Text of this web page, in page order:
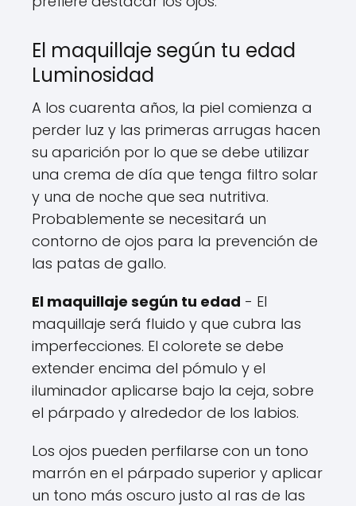
El maquillaje según tu edad
Luminosidad
A los cuarenta años, la piel comienza a
perder luz y las primeras arrugas hacen
su aparición por lo que se debe utilizar
una crema de día que tenga filtro solar
y una de noche que sea nutritiva.
Probablemente se necesitará un
contorno de ojos para la prevención de
las patas de gallo.
El maquillaje según tu edad - El
maquillaje será fluido y que cubra las
imperfecciones. El colorete se debe
extender encima del pómulo y el
iluminador aplicarse bajo la ceja, sobre
el párpado y alrededor de los labios.
Los ojos pueden perfilarse con un tono
marrón en el párpado superior y aplicar
un tono más oscuro justo al ras de las